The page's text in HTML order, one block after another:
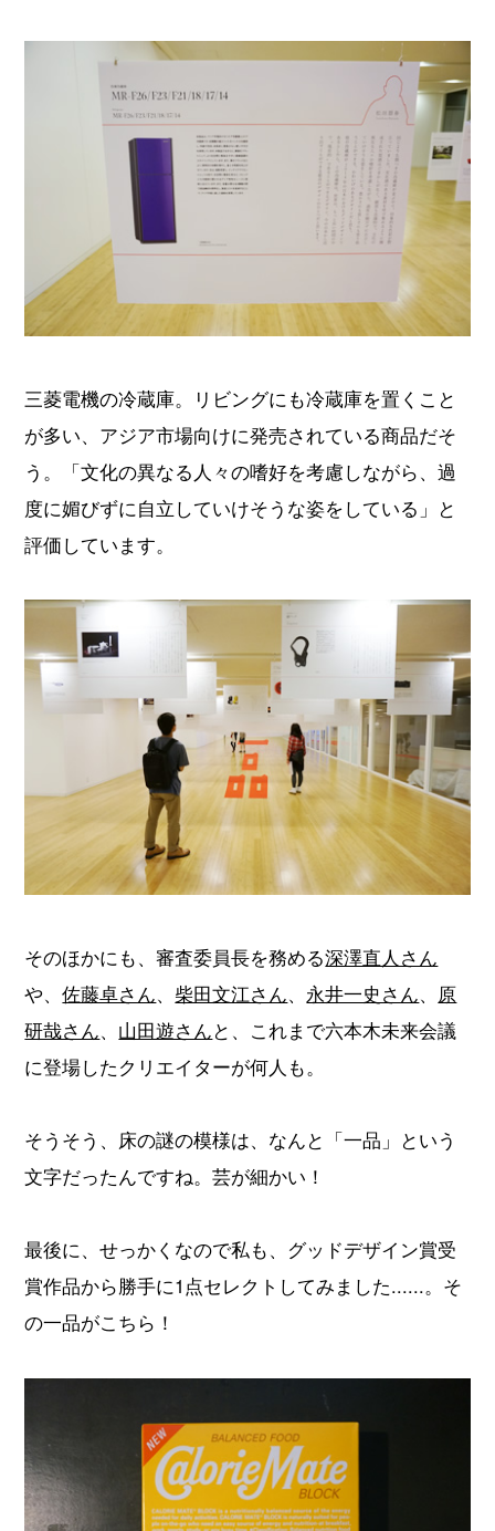
三菱電機の冷蔵庫。リビングにも冷蔵庫を置くこと
が多い、アジア市場向けに発売されている商品だそ
う。「文化の異なる人々の嗜好を考慮しながら、過
度に媚びずに自立していけそうな姿をしている」と
評価しています。
そのほかにも、審査委員長を務める深澤直人さん
や、佐藤卓さん、 柴田文江さん、 永井一史さん、 原
研哉さん、 山田遊さんと、これまで六本木未来会議
に登場したクリエイターが何人も。
そうそう、床の謎の模様は、なんと「一品」という
文字だったんですね。芸が細かい！
最後に、せっかくなので私も、グッドデザイン賞受
賞作品から勝手に1点セレクトしてみました......。そ
の一品がこちら！